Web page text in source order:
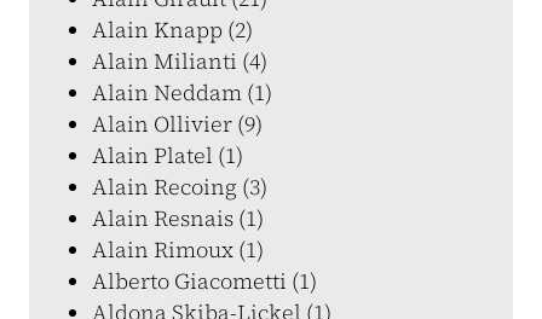
Alain Knapp (2)
Alain Milianti (4)
Alain Neddam (1)
Alain Ollivier (9)
Alain Platel (1)
Alain Recoing (3)
Alain Resnais (1)
Alain Rimoux (1)
Alberto Giacometti (1)
Aldona Skiba-Lickel (1)